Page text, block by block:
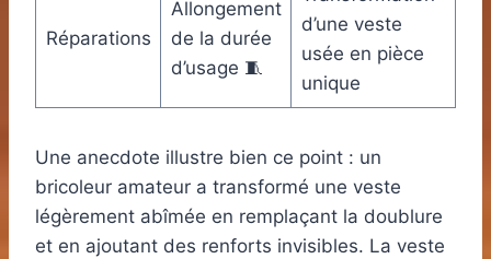
Réparations
Allongement
de la durée
d’usage 🧵
d’une veste
usée en pièce
unique
Une anecdote illustre bien ce point : un
bricoleur amateur a transformé une veste
légèrement abîmée en remplaçant la doublure
et en ajoutant des renforts invisibles. La veste